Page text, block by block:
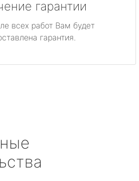
гарантии
всех работ Вам будет
гарантия.